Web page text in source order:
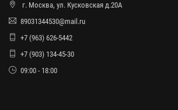
г. Москва, ул. Кусковская д.20А
89031344530@mail.ru
+7 (963) 626-5442
+7 (903) 134-45-30
09:00 - 18:00